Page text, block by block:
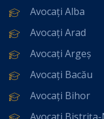
Avocați Alba
Avocați Arad
Avocați Argeș
Avocați Bacău
Avocați Bihor
Avocați Bistrița-